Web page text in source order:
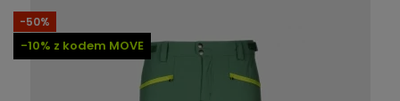
-50%
-10% z kodem MOVE